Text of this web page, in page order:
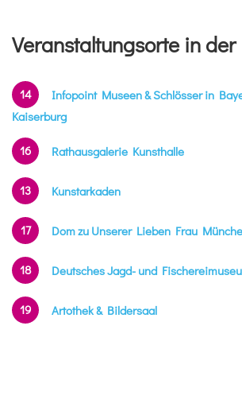
Veranstaltungsorte in
14
Infopoint Museen & Schlösser in
Kaiserburg
16 Rathausgalerie Kunsthalle
13 Kunstarkaden
17 Dom zu Unserer Lieben Frau
18 Deutsches Jagd- und
19 Artothek & Bildersaal